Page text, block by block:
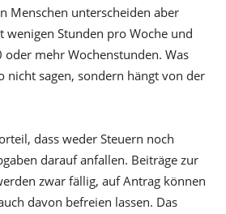
Menschen unterscheiden aber
Stunden pro Woche und
mehr Wochenstunden. Was
nicht sagen, sondern hängt von der
dass weder Steuern noch
darauf anfallen. Beiträge zur
zwar fällig, auf Antrag können
davon befreien lassen. Das